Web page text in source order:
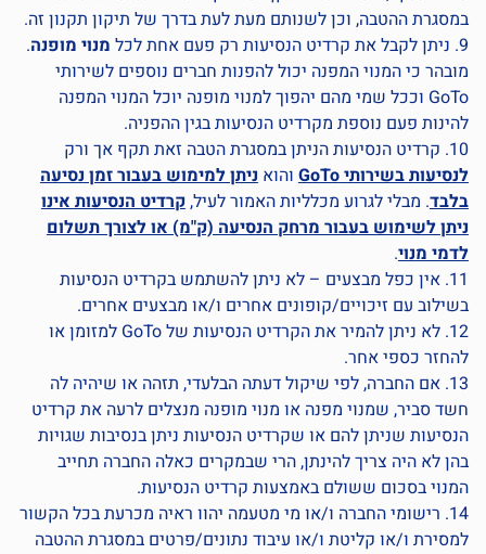
במסגרת ההטבה, וכן לשנותם מעת לעת בדרך של תיקון תקנון זה.
9. ניתן לקבל את קרדיט הנסיעות רק פעם אחת לכל
מנוי מופנה.
מובהר כי המנוי המפנה יכול להפנות חברים נוספים לשירותי
GoTo וככל שמי מהם יהפוך למנוי מופנה יוכל המנוי המפנה
להינות פעם נוספת מקרדיט הנסיעות בגין ההפניה.
10. קרדיט הנסיעות הניתן במסגרת הטבה זאת תקף אך ורק
לנסיעות בשירותי GoTo
והואניתן למימוש בעבור זמן נסיעה
בלבד. מבלי לגרוע מכלליות האמור לעיל,קרדיט הנסיעות אינו
ניתן לשימוש בעבור מרחק הנסיעה (ק"מ) או לצורך תשלום
לדמי מנוי.
11. אין כפל מבצעים – לא ניתן להשתמש בקרדיט הנסיעות
בשילוב עם זיכויים/קופונים אחרים ו/או מבצעים אחרים.
12. לא ניתן להמיר את הקרדיט הנסיעות של GoTo למזומן או
להחזר כספי אחר.
13. אם החברה, לפי שיקול דעתה הבלעדי, תזהה או שיהיה לה
חשד סביר, שמנוי מפנה או מנוי מופנה מנצלים לרעה את קרדיט
הנסיעות שניתן להם או שקרדיט הנסיעות ניתן בנסיבות שגויות
בהן לא היה צריך להינתן, הרי שבמקרים כאלה החברה תחייב
המנוי בסכום ששולם באמצעות קרדיט הנסיעות.
14. רישומי החברה ו/או מי מטעמה יהוו ראיה מכרעת בכל הקשור
למסירת ו/או קליטת ו/או עיבוד נתונים/פרטים במסגרת ההטבה